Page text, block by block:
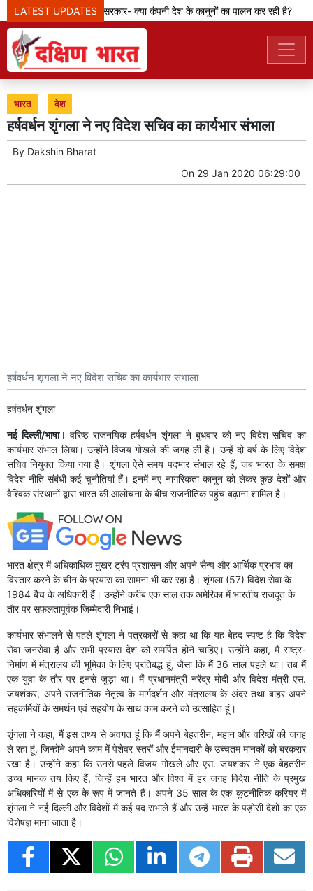
LATEST UPDATES
मेटा टीम से पूछ रही सरकार- क्या कंपनी देश के कानूनों का पालन कर रही है?
भारत देश
हर्षवर्धन शृंगला ने नए विदेश सचिव का कार्यभार संभाला
By Dakshin Bharat
On 29 Jan 2020 06:29:00
हर्षवर्धन शृंगला ने नए विदेश सचिव का कार्यभार संभाला
हर्षवर्धन शृंगला
नई दिल्ली/भाषा। वरिष्ठ राजनयिक हर्षवर्धन शृंगला ने बुधवार को नए विदेश सचिव का
कार्यभार संभाल लिया। उन्होंने विजय गोखले की जगह ली है। उन्हें दो वर्ष के लिए विदेश
सचिव नियुक्त किया गया है। शृंगला ऐसे समय पदभार संभाल रहे हैं, जब भारत के समक्ष
विदेश नीति संबंधी कई चुनौतियां हैं। इनमें नए नागरिकता कानून को लेकर कुछ देशों और
वैश्विक संस्थानों द्वारा भारत की आलोचना के बीच राजनीतिक पहुंच बढ़ाना शामिल है।
भारत क्षेत्र में अधिकाधिक मुखर ट्रंप प्रशासन और अपने सैन्य और आर्थिक प्रभाव का
विस्तार करने के चीन के प्रयास का सामना भी कर रहा है। शृंगला (57) विदेश सेवा के
1984 बैच के अधिकारी हैं। उन्होंने करीब एक साल तक अमेरिका में भारतीय राजदूत के
तौर पर सफलतापूर्वक जिम्मेदारी निभाई।
कार्यभार संभालने से पहले शृंगला ने पत्रकारों से कहा था कि यह बेहद स्पष्ट है कि विदेश
सेवा जनसेवा है और सभी प्रयास देश को समर्पित होने चाहिए। उन्होंने कहा, मैं राष्ट्र-
निर्माण में मंत्रालय की भूमिका के लिए प्रतिबद्ध हूं, जैसा कि मैं 36 साल पहले था। तब मैं
एक युवा के तौर पर इनसे जुड़ा था। मैं प्रधानमंत्री नरेंद्र मोदी और विदेश मंत्री एस.
जयशंकर, अपने राजनीतिक नेतृत्व के मार्गदर्शन और मंत्रालय के अंदर तथा बाहर अपने
सहकर्मियों के समर्थन एवं सहयोग के साथ काम करने को उत्साहित हूं।
शृंगला ने कहा, मैं इस तथ्य से अवगत हूं कि मैं अपने बेहतरीन, महान और वरिष्ठों की जगह
ले रहा हूं, जिन्होंने अपने काम में पेशेवर स्तरों और ईमानदारी के उच्चतम मानकों को बरकरार
रखा है। उन्होंने कहा कि उनसे पहले विजय गोखले और एस. जयशंकर ने एक बेहतरीन
उच्च मानक तय किए हैं, जिन्हें हम भारत और विश्व में हर जगह विदेश नीति के प्रमुख
अधिकारियों में से एक के रूप में जानते हैं। अपने 35 साल के एक कूटनीतिक करियर में
शृंगला ने नई दिल्ली और विदेशों में कई पद संभाले हैं और उन्हें भारत के पड़ोसी देशों का एक
विशेषज्ञ माना जाता है।